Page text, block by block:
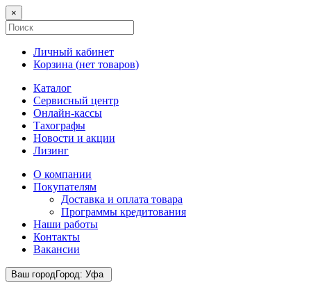
×
Личный кабинет
Корзина (нет товаров)
Каталог
Сервисный центр
Онлайн-кассы
Тахографы
Новости и акции
Лизинг
О компании
Покупателям
Доставка и оплата товара
Программы кредитования
Наши работы
Контакты
Вакансии
Ваш городГород: Уфа